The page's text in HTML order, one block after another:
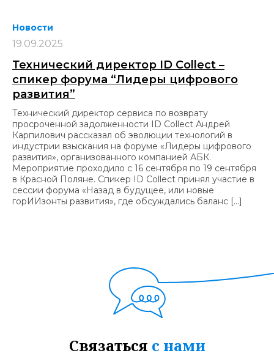
Новости
19.09.2025
Технический директор ID Collect –
спикер форума “Лидеры цифрового
развития”
Технический директор сервиса по возврату
просроченной задолженности ID Collect Андрей
Карпилович рассказал об эволюции технологий в
индустрии взыскания на форуме «Лидеры цифрового
развития», организованного компанией АБК.
Мероприятие проходило с 16 сентября по 19 сентября
в Красной Поляне. Спикер ID Collect принял участие в
сессии форума «Назад в будущее, или новые
горИИзонты развития», где обсуждались баланс […]
Связаться с нами